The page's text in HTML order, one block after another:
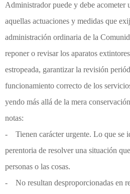
Administrador puede y debe acometer
aquellas actuaciones y medidas que
administración ordinaria de la
reponer o revisar los aparatos
estropeada, garantizar la revisión
funcionamiento correcto de los
yendo más allá de la mera
notas:
- Tienen carácter urgente. Lo que se
perentoria de resolver una situación
personas o las cosas.
- No resultan desproporcionadas en